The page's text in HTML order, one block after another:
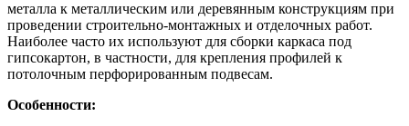
металла к металлическим или деревянным конструкциям при
проведении строительно-монтажных и отделочных работ.
Наиболее часто их используют для сборки каркаса под
гипсокартон, в частности, для крепления профилей к
потолочным перфорированным подвесам.
Особенности: